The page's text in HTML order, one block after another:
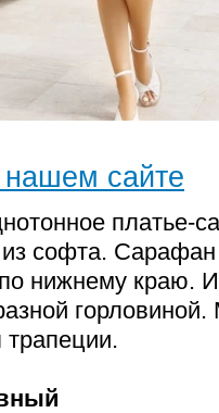
нашем сайте
платье-
софта.
нижнему краю.
трапеции.